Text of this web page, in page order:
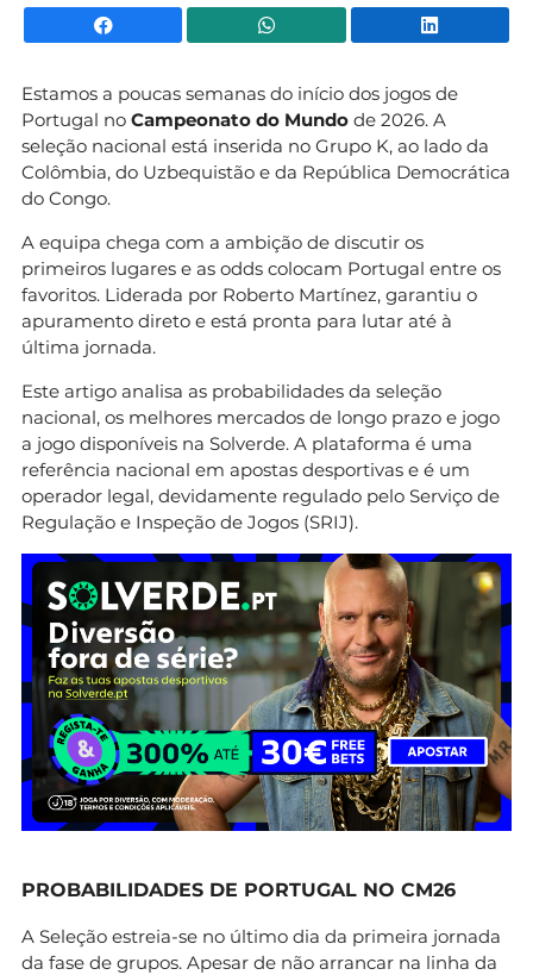
Facebook WhatsApp
Estamos a poucas semanas do início dos jogos de
Portugal no Campeonato do Mundo de 2026. A
seleção nacional está inserida no Grupo K, ao lado da
Colômbia, do Uzbequistão e da República Democrática
do Congo.
A equipa chega com a ambição de discutir os
primeiros lugares e as odds colocam Portugal entre os
favoritos. Liderada por Roberto Martínez, garantiu o
apuramento direto e está pronta para lutar até à
última jornada.
Este artigo analisa as probabilidades da seleção
nacional, os melhores mercados de longo prazo e jogo
a jogo disponíveis na Solverde. A plataforma é uma
referência nacional em apostas desportivas e é um
operador legal, devidamente regulado pelo Serviço de
Regulação e Inspeção de Jogos (SRIJ).
PROBABILIDADES DE PORTUGAL NO CM26
A Seleção estreia-se no último dia da primeira jornada
da fase de grupos. Apesar de não arrancar na linha da